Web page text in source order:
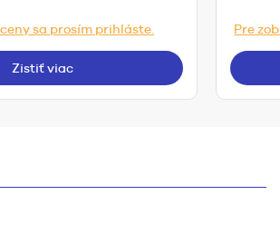
sa prosím prihláste.
Zistiť viac
Pre